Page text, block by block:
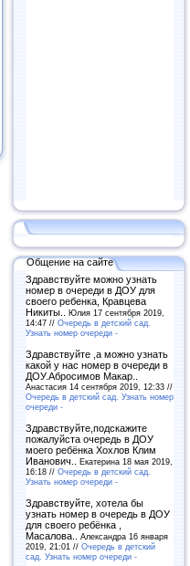
Общение на сайте
Здравствуйте можно узнать
номер в очереди в ДОУ для
своего ребенка, Кравцева
Никиты.. Юлия 17 сентября 2019,
14:47 // Очередь в детский сад.
Узнать номер очереди -
Здравствуйте ,а можно узнать
какой у нас номер в очереди в
ДОУ.Абросимов Макар..
Анастасия 14 сентября 2019, 12:33 //
Очередь в детский сад. Узнать номер
очереди -
Здравствуйте,подскажите
пожалуйста очередь в ДОУ
моего ребёнка Хохлов Клим
Иванович.. Екатерина 18 мая 2019,
16:18 // Очередь в детский сад.
Узнать номер очереди -
Здравствуйте, хотела бы
узнать номер в очередь в ДОУ
для своего ребёнка ,
Масалова.. Александра 16 января
2019, 21:01 // Очередь в детский
сад. Узнать номер очереди -